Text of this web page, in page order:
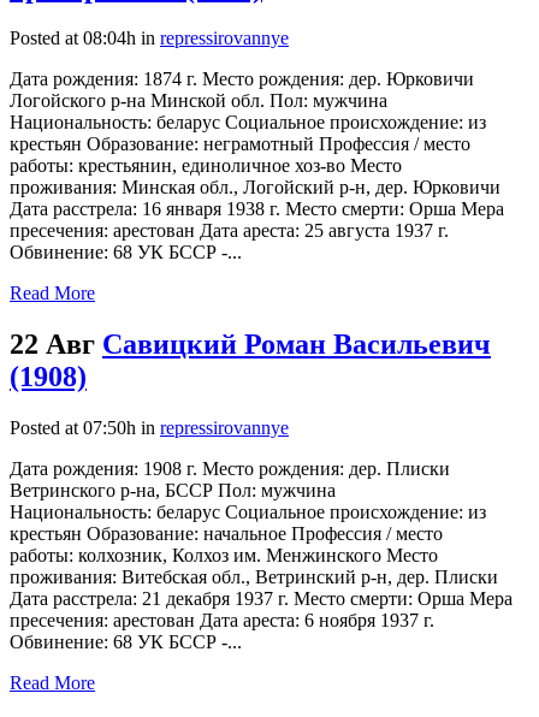
Posted at 08:04h in repressirovannye
Дата рождения: 1874 г. Место рождения: дер. Юрковичи
Логойского р-на Минской обл. Пол: мужчина
Национальность: беларус Социальное происхождение: из
крестьян Образование: неграмотный Профессия / место
работы: крестьянин, единоличное хоз-во Место
проживания: Минская обл., Логойский р-н, дер. Юрковичи
Дата расстрела: 16 января 1938 г. Место смерти: Орша Мера
пресечения: арестован Дата ареста: 25 августа 1937 г.
Обвинение: 68 УК БССР -...
Read More
22 Авг Савицкий Роман Васильевич
(1908)
Posted at 07:50h in repressirovannye
Дата рождения: 1908 г. Место рождения: дер. Плиски
Ветринского р-на, БССР Пол: мужчина
Национальность: беларус Социальное происхождение: из
крестьян Образование: начальное Профессия / место
работы: колхозник, Колхоз им. Менжинского Место
проживания: Витебская обл., Ветринский р-н, дер. Плиски
Дата расстрела: 21 декабря 1937 г. Место смерти: Орша Мера
пресечения: арестован Дата ареста: 6 ноября 1937 г.
Обвинение: 68 УК БССР -...
Read More